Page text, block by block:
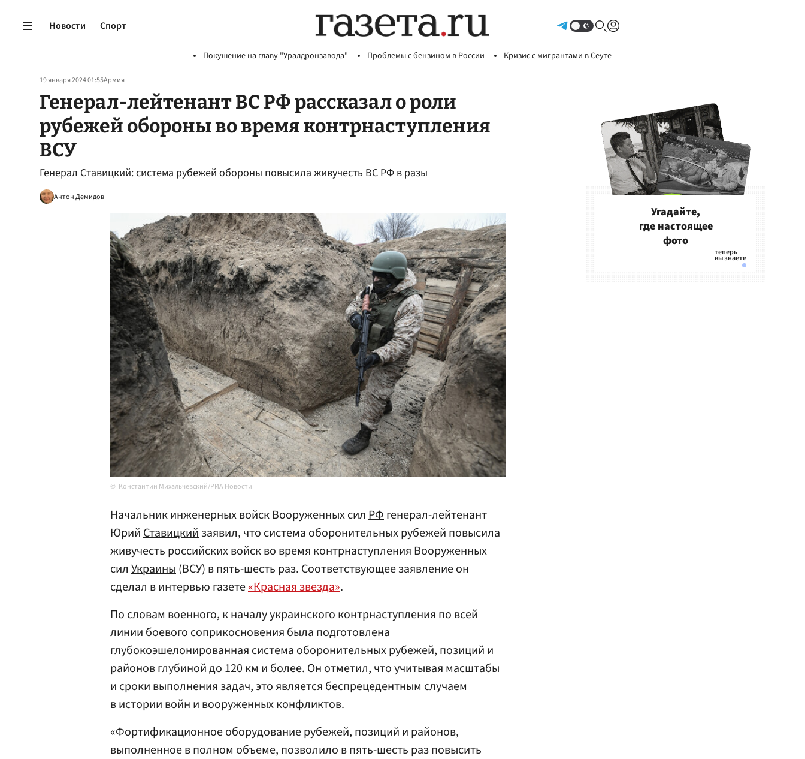
Новости Спорт
Покушение на главу "Уралдронзавода" Проблемы с бензином в России Кризис с мигрантами в Сеуте
19 января 2024 01:55Армия
Генерал-лейтенант ВС РФ рассказал о роли
рубежей обороны во время контрнаступления
ВСУ
Генерал Ставицкий: cистема рубежей обороны повысила живучесть ВC РФ в разы
Антон Демидов
Константин Михальчевский/РИА Новости
Начальник инженерных войск Вооруженных сил РФгенерал-лейтенант
ЮрийСтавицкийзаявил, что cистема оборонительных рубежей повысила
живучесть российских войск во время контрнаступления Вооруженных
сил Украины(ВСУ) в пять-шесть раз. Соответствующее заявление он
сделал в интервью газете«Красная звезда».
По словам военного, к началу украинского контрнаступления по всей
линии боевого соприкосновения была подготовлена
глубокоэшелонированная система оборонительных рубежей, позиций и
районов глубиной до 120 км и более. Он отметил, что учитывая масштабы
и сроки выполнения задач, это является беспрецедентным случаем
в истории войн и вооруженных конфликтов.
«Фортификационное оборудование рубежей, позиций и районов,
выполненное в полном объеме, позволило в пять-шесть раз повысить
Угадайте,
где настоящее
фото